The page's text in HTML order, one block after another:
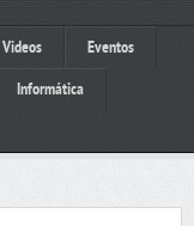
Videos Eventos
Informática